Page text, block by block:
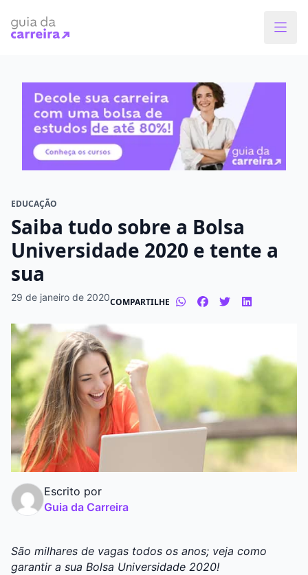
EDUCAÇÃO
Saiba tudo sobre a Bolsa
Universidade 2020 e tente a
sua
29 de janeiro de 2020COMPARTILHE
Escrito por
Guia da Carreira
São milhares de vagas todos os anos; veja como
garantir a sua Bolsa Universidade 2020!
Faça o curso dos sonhos
O que você quer estudar?
Modalidade preferida
Tipo de formação
Graduação